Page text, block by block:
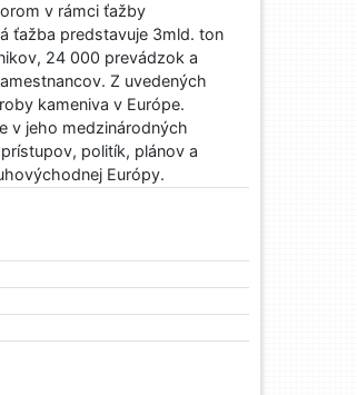
v rámci ťažby
ťažba predstavuje 3mld. ton
24 000 prevádzok a
Z uvedených
kameniva v Európe.
v jeho medzinárodných
politík, plánov a
Európy.